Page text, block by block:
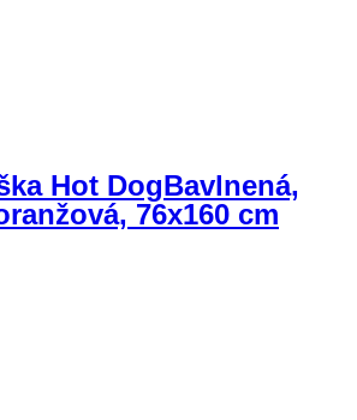
Hot DogBavlnená,
76x160 cm